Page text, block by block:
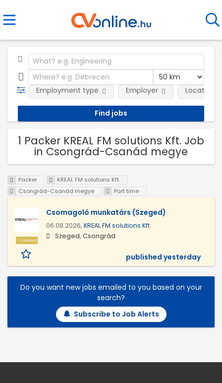
Employment type Employer Location
1 Packer KREAL FM solutions Kft. Job
in Csongrád-Csanád megye
Packer
KREAL FM solutions Kft.
Csongrád-Csanád megye
Part time
Featured
Csomagoló munkatárs (Szeged)
06.08.2026, KREAL FM solutions Kft.
Szeged, Csongrád
published yesterday
Do you want new jobs emailed to you based on your
search?
Subscribe to Job Alerts